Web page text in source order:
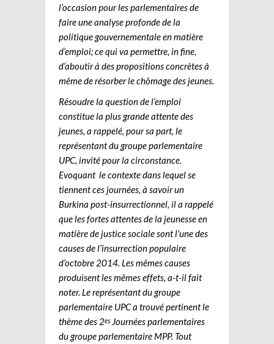
l’occasion pour les parlementaires de
faire une analyse profonde de la
politique gouvernementale en matière
d’emploi; ce qui va permettre, in fine,
d’aboutir à des propositions concrètes à
même de résorber le chômage des jeunes.
Résoudre la question de l’emploi
constitue la plus grande attente des
jeunes, a rappelé, pour sa part, le
représentant du groupe parlementaire
UPC, invité pour la circonstance.
Evoquant le contexte dans lequel se
tiennent ces journées, à savoir un
Burkina post-insurrectionnel, il a rappelé
que les fortes attentes de la jeunesse en
matière de justice sociale sont l’une des
causes de l’insurrection populaire
d’octobre 2014. Les mêmes causes
produisent les mêmes effets, a-t-il fait
noter. Le représentant du groupe
parlementaire UPC a trouvé pertinent le
thème des 2esJournées parlementaires
du groupe parlementaire MPP. Tout